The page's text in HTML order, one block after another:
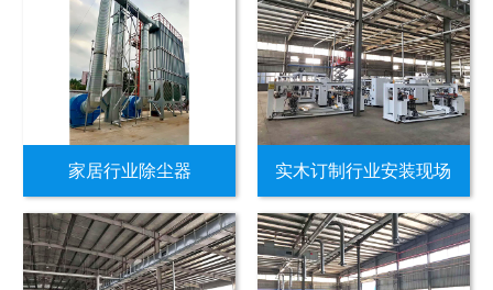
家居行业除尘器 实木订制行业安装现场